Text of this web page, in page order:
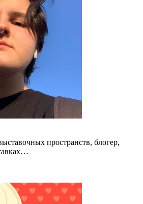
пространств, блогер,